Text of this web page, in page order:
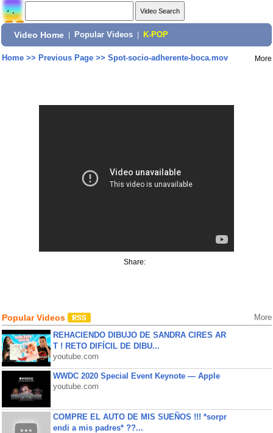
Video Home Popular Videos K-POP
Home>> Previous Page>> Spot-socio-adherente-boca.mov More
Share:
Popular Videos More
REHACIENDO DIBUJO DE SANDRA CIRES AR
T ! RETO DIFÍCIL DE DIBU...
youtube.com
WWDC 2020 Special Event Keynote — Apple
youtube.com
COMPRE EL AUTO DE MIS SUEÑOS !!! *sorpr
endi a mis padres* ??...